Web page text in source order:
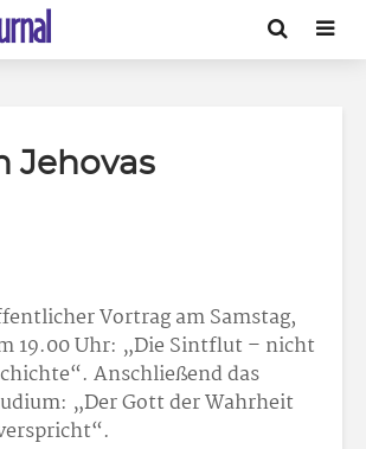
Jehovas
Vortrag am Samstag,
19.00 Uhr: „Die Sintflut – nicht
Anschließend das
„Der Gott der Wahrheit